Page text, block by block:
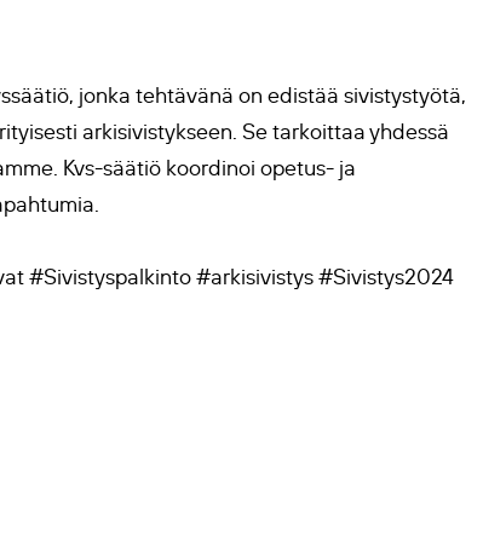
jonka tehtävänä on edistää sivistystyötä,
arkisivistykseen. Se tarkoittaa yhdessä
Kvs-säätiö koordinoi opetus- ja
#Sivistyspalkinto #arkisivistys #Sivistys2024